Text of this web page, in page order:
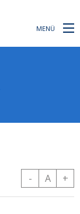
MENÜ
- A +